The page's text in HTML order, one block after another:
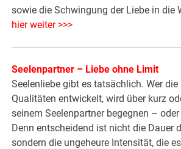
sowie die Schwingung der Liebe in die
hier weiter >>>
Seelenpartner – Liebe ohne Limit
Seelenliebe gibt es tatsächlich. Wer
Qualitäten entwickelt, wird über kurz
seinem Seelenpartner begegnen –
Denn entscheidend ist nicht die Dauer
sondern die ungeheure Intensität, die